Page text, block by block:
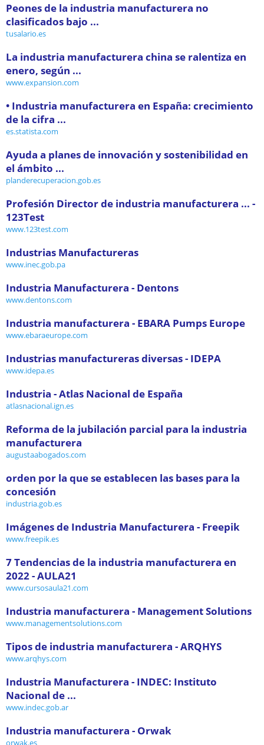
Peones de la industria manufacturera no
clasificados bajo ...
tusalario.es
La industria manufacturera china se ralentiza en
enero, según ...
www.expansion.com
• Industria manufacturera en España: crecimiento
de la cifra ...
es.statista.com
Ayuda a planes de innovación y sostenibilidad en
el ámbito ...
planderecuperacion.gob.es
Profesión Director de industria manufacturera ... -
123Test
www.123test.com
Industrias Manufactureras
www.inec.gob.pa
Industria Manufacturera - Dentons
www.dentons.com
Industria manufacturera - EBARA Pumps Europe
www.ebaraeurope.com
Industrias manufactureras diversas - IDEPA
www.idepa.es
Industria - Atlas Nacional de España
atlasnacional.ign.es
Reforma de la jubilación parcial para la industria
manufacturera
augustaabogados.com
orden por la que se establecen las bases para la
concesión
industria.gob.es
Imágenes de Industria Manufacturera - Freepik
www.freepik.es
7 Tendencias de la industria manufacturera en
2022 - AULA21
www.cursosaula21.com
Industria manufacturera - Management Solutions
www.managementsolutions.com
Tipos de industria manufacturera - ARQHYS
www.arqhys.com
Industria Manufacturera - INDEC: Instituto
Nacional de ...
www.indec.gob.ar
Industria manufacturera - Orwak
orwak.es